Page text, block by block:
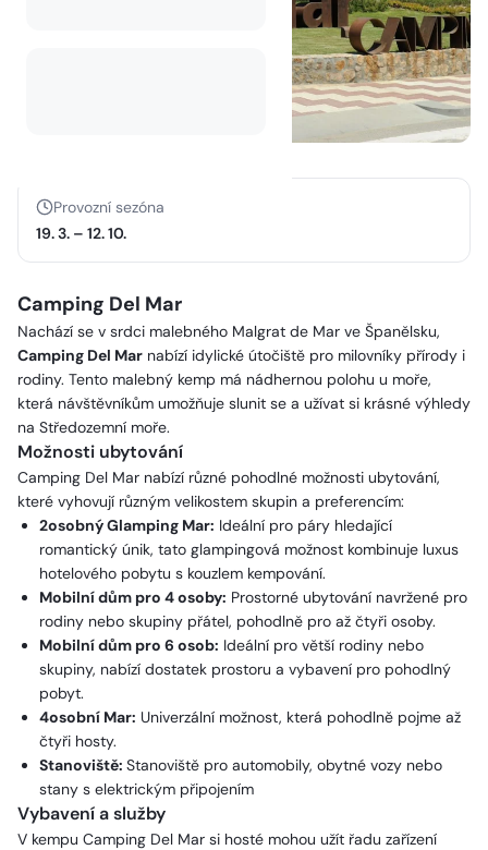
Provozní sezóna
19. 3. – 12. 10.
Camping Del Mar
Nachází se v srdci malebného Malgrat de Mar ve Španělsku,
Camping Del Mar nabízí idylické útočiště pro milovníky přírody i
rodiny. Tento malebný kemp má nádhernou polohu u moře,
která návštěvníkům umožňuje slunit se a užívat si krásné výhledy
na Středozemní moře.
Možnosti ubytování
Camping Del Mar nabízí různé pohodlné možnosti ubytování,
které vyhovují různým velikostem skupin a preferencím:
2osobný Glamping Mar: Ideální pro páry hledající
romantický únik, tato glampingová možnost kombinuje luxus
hotelového pobytu s kouzlem kempování.
Mobilní dům pro 4 osoby: Prostorné ubytování navržené pro
rodiny nebo skupiny přátel, pohodlně pro až čtyři osoby.
Mobilní dům pro 6 osob: Ideální pro větší rodiny nebo
skupiny, nabízí dostatek prostoru a vybavení pro pohodlný
pobyt.
4osobní Mar: Univerzální možnost, která pohodlně pojme až
čtyři hosty.
Stanoviště: Stanoviště pro automobily, obytné vozy nebo
stany s elektrickým připojením
Vybavení a služby
V kempu Camping Del Mar si hosté mohou užít řadu zařízení